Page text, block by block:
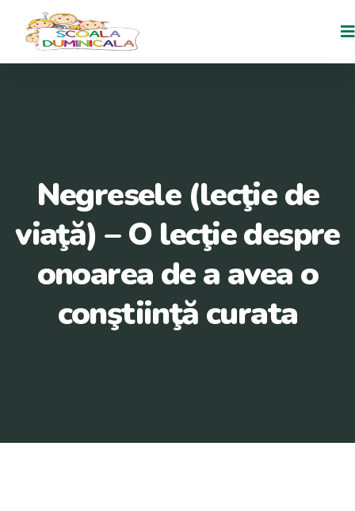
Negresele (lecţie de
viaţă) – O lecţie despre
onoarea de a avea o
conştiinţă curata